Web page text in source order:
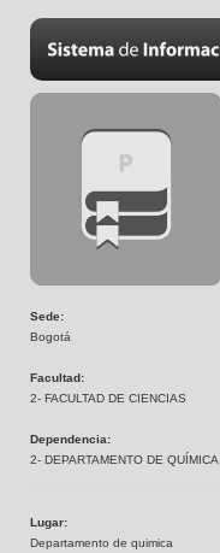
Sede:
Bogotá
Facultad:
2- FACULTAD DE CIENCIAS
Dependencia:
2- DEPARTAMENTO DE QUÍMICA
Lugar:
Departamento de quimica